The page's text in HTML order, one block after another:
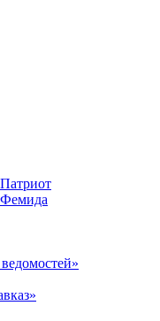
Фемида